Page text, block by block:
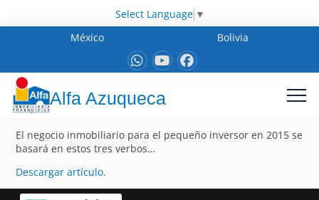
Select Language ▼
México
Bolivia
Alfa Azuqueca
El negocio inmobiliario para el pequeño inversor en 2015 se
basará en estos tres verbos…
Descargar artículo.